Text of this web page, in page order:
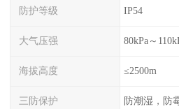
防护等级 IP54
大气压强 80kPa～
海拔高度 ≤2500m
三防保护 防潮湿，防